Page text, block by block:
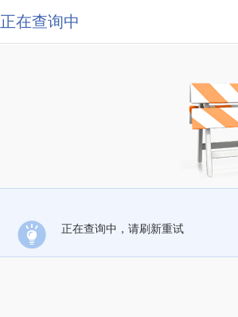
正在查询中
正在查询中，请刷新重试